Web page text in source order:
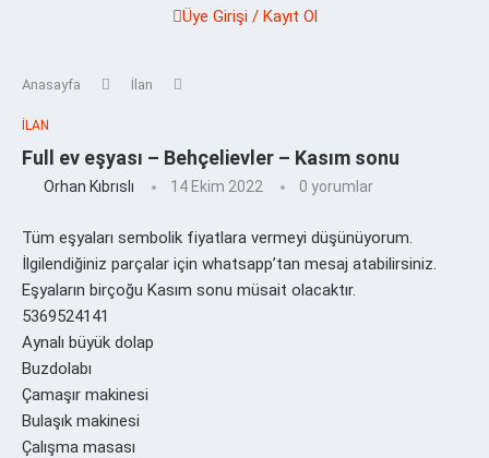
Üye Girişi / Kayıt Ol
Anasayfa İlan
İLAN
Full ev eşyası – Behçelievler – Kasım sonu
Orhan Kıbrıslı 14 Ekim 2022 0 yorumlar
Tüm eşyaları sembolik fiyatlara vermeyi düşünüyorum.
İlgilendiğiniz parçalar için whatsapp’tan mesaj atabilirsiniz.
Eşyaların birçoğu Kasım sonu müsait olacaktır.
5369524141
Aynalı büyük dolap
Buzdolabı
Çamaşır makinesi
Bulaşık makinesi
Çalışma masası